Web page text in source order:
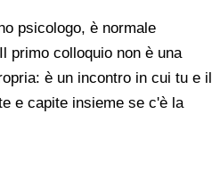
psicologo, è normale
primo colloquio non è una
è un incontro in cui tu e il
e capite insieme se c'è la